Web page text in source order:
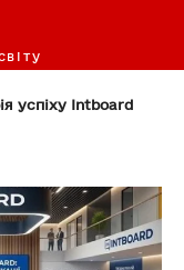
успіху Intboard